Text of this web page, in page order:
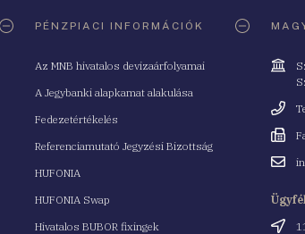
PÉNZPIACI INFORMÁCIÓK
Az MNB hivatalos devizaárfolyamai
A Jegybanki alapkamat alakulása
Fedezetértékelés
Referenciamutató Jegyzési Bizottság
HUFONIA
HUFONIA Swap
Hivatalos BUBOR fixingek
Cím
Fax
Email
Cím